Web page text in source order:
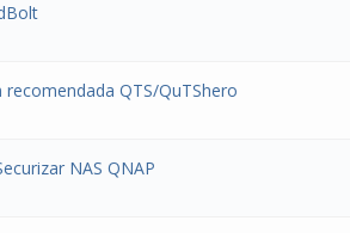
recomendada QTS/QuTShero
NAS QNAP